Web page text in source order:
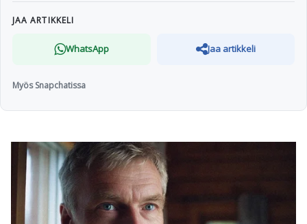
JAA ARTIKKELI
WhatsApp Jaa artikkeli
Myös Snapchatissa